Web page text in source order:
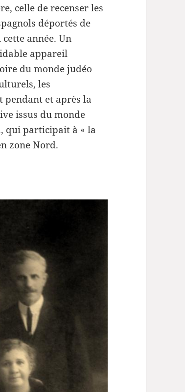
volume.
celle de recenser les
déportés de
année. Un
appareil
du monde judéo
les
pendant et après la
issus du monde
qui participait à « la
zone Nord.